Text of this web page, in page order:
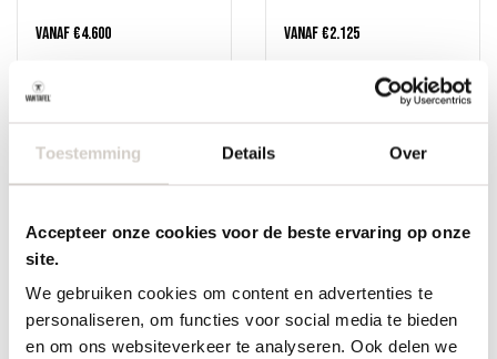
Toestemming Details Over
Accepteer onze cookies voor de beste ervaring op onze
site.
We gebruiken cookies om content en advertenties te
personaliseren, om functies voor social media te bieden
en om ons websiteverkeer te analyseren. Ook delen we
binnen, de sierlijsten aan de
en af. Een deur die werkt in
combinatie die altijd goed
model, taats of schuif en
de afmetingen door. We
rekenen standaard met
helder glas, een korte
handgreep en geen kozijn.
Andere wensen? Laat het
Vanaf€4.600
en wij maken de deur voor
glazen taatsdeur verbindt
ruimtes op een mooie
open gevoel. Stem de
Kom langs in onze
Plan een afspraak via de
site, dan is er alle tijd om
samen te bekijken wat het
beste bij jou past.
Vanaf€2.125
Enkele deur
Dubbele